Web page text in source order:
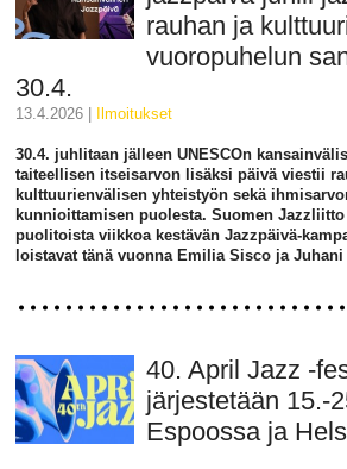
rauhan ja
vuoropuhelun
30.4.
13.4.2026 | ilmoitukset
30.4. juhlitaan jälleen UNESCOn
taiteellisen itseisarvon lisäksi päivä viestii
kulttuurienvälisen yhteistyön sekä
kunnioittamisen puolesta. Suomen
puolitoista viikkoa kestävän Jazzpäivä-
loistavat tänä vuonna Emilia Sisco ja
40. April Jazz -
järjestetään 15.-
Espoossa ja